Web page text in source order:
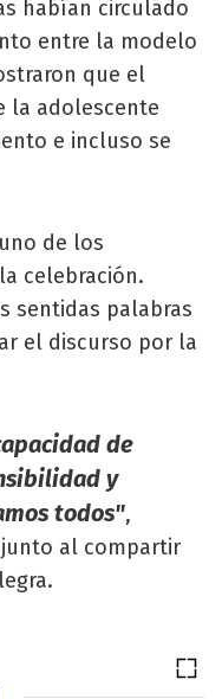
habían circulado
entre la modelo
que el
la adolescente
e incluso se
de los
celebración.
sentidas palabras
el discurso por la
de
y
todos",
al compartir